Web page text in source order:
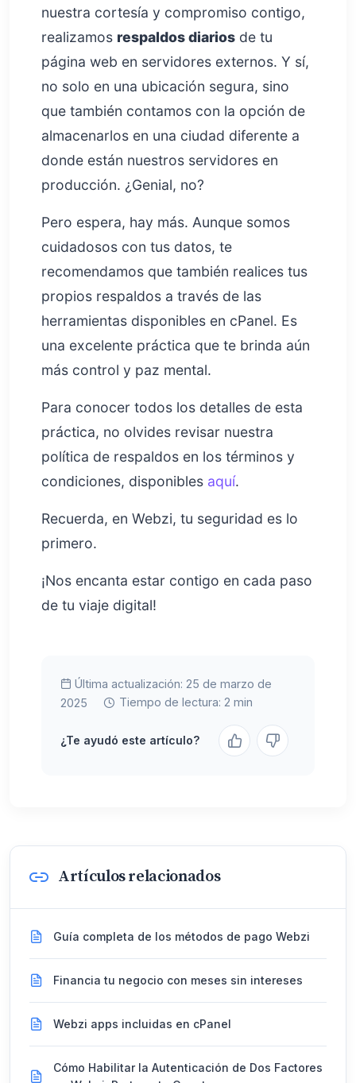
nuestra cortesía y compromiso contigo,
realizamos respaldos diarios de tu
página web en servidores externos. Y sí,
no solo en una ubicación segura, sino
que también contamos con la opción de
almacenarlos en una ciudad diferente a
donde están nuestros servidores en
producción. ¿Genial, no?
Pero espera, hay más. Aunque somos
cuidadosos con tus datos, te
recomendamos que también realices tus
propios respaldos a través de las
herramientas disponibles en cPanel. Es
una excelente práctica que te brinda aún
más control y paz mental.
Para conocer todos los detalles de esta
práctica, no olvides revisar nuestra
política de respaldos en los términos y
condiciones, disponibles aquí.
Recuerda, en Webzi, tu seguridad es lo
primero.
¡Nos encanta estar contigo en cada paso
de tu viaje digital!
Última actualización: 25 de marzo de
2025
Tiempo de lectura: 2 min
¿Te ayudó este artículo?
Artículos relacionados
Guía completa de los métodos de pago Webzi
Financia tu negocio con meses sin intereses
Webzi apps incluidas en cPanel
Cómo Habilitar la Autenticación de Dos Factores